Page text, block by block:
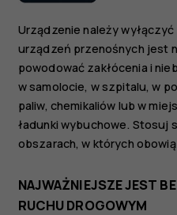
Urządzenie należy
urządzeń przenośnych jest
powodować zakłócenia i
w samolocie, w szpitalu, w
paliw, chemikaliów lub w
ładunki wybuchowe. Stosuj
obszarach, w których
NAJWAŻNIEJSZE JEST
RUCHU DROGOWYM